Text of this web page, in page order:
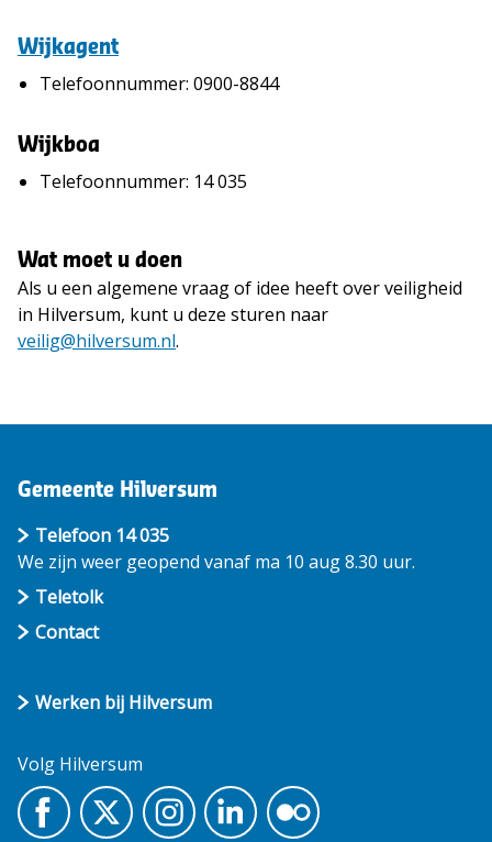
Wijkagent
Telefoonnummer: 0900-8844
Wijkboa
Telefoonnummer: 14 035
Wat moet u doen
Als u een algemene vraag of idee heeft over veiligheid
in Hilversum, kunt u deze sturen naar
veilig@hilversum.nl.
Gemeente Hilversum
Telefoon 14 035
We zijn weer geopend vanaf ma 10 aug 8.30 uur.
Teletolk
Contact
Werken bij Hilversum
Volg Hilversum